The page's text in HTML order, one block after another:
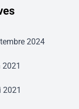
2024
2021
2021